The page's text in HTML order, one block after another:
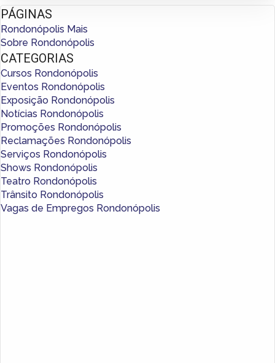
PÁGINAS
Rondonópolis Mais
Sobre Rondonópolis
CATEGORIAS
Cursos Rondonópolis
Eventos Rondonópolis
Exposição Rondonópolis
Notícias Rondonópolis
Promoções Rondonópolis
Reclamações Rondonópolis
Serviços Rondonópolis
Shows Rondonópolis
Teatro Rondonópolis
Trânsito Rondonópolis
Vagas de Empregos Rondonópolis